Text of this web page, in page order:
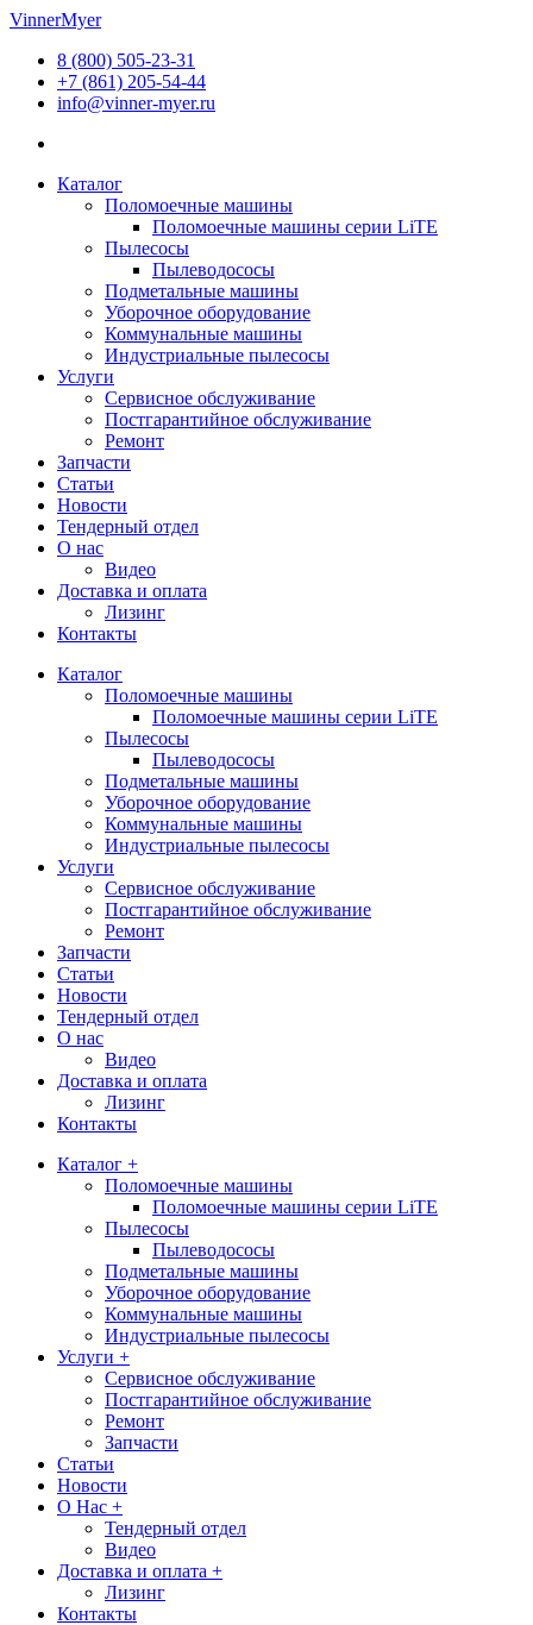
Перейти
содержимому
VinnerMyer
8 (800) 505-23-31
+7 (861) 205-54-44
info@vinner-myer.ru
Каталог
Поломоечные машины
Поломоечные машины серии LiTE
Пылесосы
Пылеводососы
Подметальные машины
Уборочное оборудование
Коммунальные машины
Индустриальные пылесосы
Услуги
Сервисное обслуживание
Постгарантийное обслуживание
Ремонт
Запчасти
Статьи
Новости
Тендерный отдел
О нас
Видео
Доставка и оплата
Лизинг
Контакты
Каталог
Поломоечные машины
Поломоечные машины серии LiTE
Пылесосы
Пылеводососы
Подметальные машины
Уборочное оборудование
Коммунальные машины
Индустриальные пылесосы
Услуги
Сервисное обслуживание
Постгарантийное обслуживание
Ремонт
Запчасти
Статьи
Новости
Тендерный отдел
О нас
Видео
Доставка и оплата
Лизинг
Контакты
Каталог +
Поломоечные машины
Поломоечные машины серии LiTE
Пылесосы
Пылеводососы
Подметальные машины
Уборочное оборудование
Коммунальные машины
Индустриальные пылесосы
Услуги +
Сервисное обслуживание
Постгарантийное обслуживание
Ремонт
Запчасти
Статьи
Новости
О Нас +
Тендерный отдел
Видео
Доставка и оплата +
Лизинг
Контакты